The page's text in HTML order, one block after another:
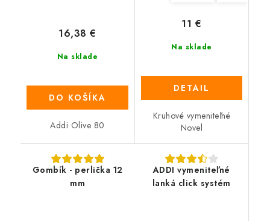
Na sklade
16,38 €
DO KOŠÍKA
Addi Olive 80
Na sklade
11 €
DETAIL
Kruhové vymeniteľné
Novel
Gombík - perlička 12
mm
ADDI vymeniteľné
lanká click systém